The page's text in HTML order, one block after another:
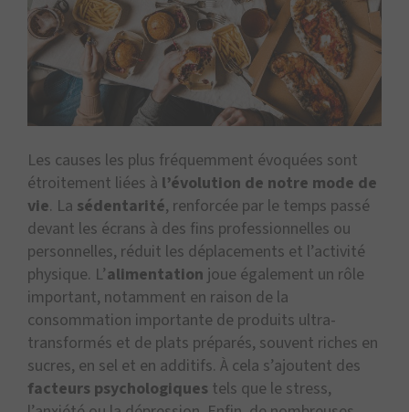
Les causes les plus fréquemment évoquées sont
étroitement liées à l’évolution de notre mode de
vie. La sédentarité, renforcée par le temps passé
devant les écrans à des fins professionnelles ou
personnelles, réduit les déplacements et l’activité
physique. L’alimentation joue également un rôle
important, notamment en raison de la
consommation importante de produits ultra-
transformés et de plats préparés, souvent riches en
sucres, en sel et en additifs. À cela s’ajoutent des
facteurs psychologiques tels que le stress,